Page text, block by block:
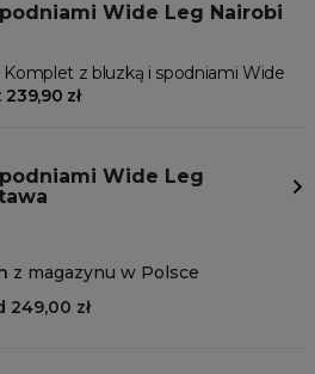
Wide Leg Nairobi
z bluzką i spodniami Wide
239,90 zł
Wide Leg
z magazynu w Polsce
249,00 zł